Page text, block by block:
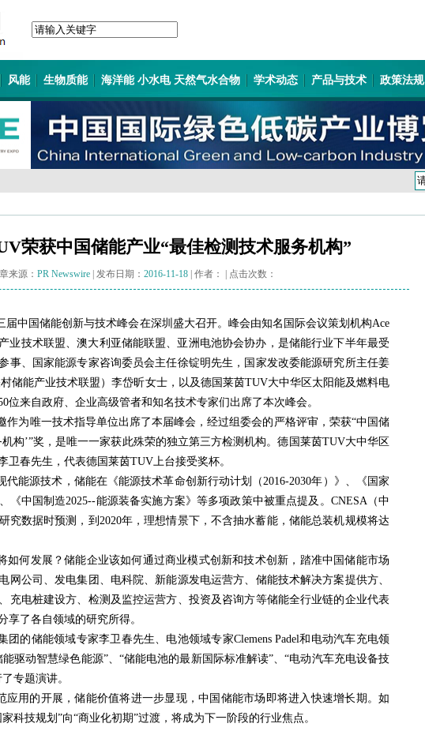
风能 生物质能 海洋能 小水电 天然气水合物 学术动态 产品与技术 政策法规
荣获中国储能产业“最佳检测技术服务机构”
来源： PR Newswire| 发布日期： 2016-11-18| 作者： | 点击次数：
届中国储能创新与技术峰会在深圳盛大召开。峰会由知名国际会议策划机构Ace
业技术联盟、澳大利亚储能联盟、亚洲电池协会协办，是储能行业下半年最受
事、国家能源专家咨询委员会主任徐锭明先生，国家发改委能源研究所主任姜
储能产业技术联盟）李岱昕女士，以及德国莱茵TUV大中华区太阳能及燃料电
位来自政府、企业高级管者和知名技术专家们出席了本次峰会。
作为唯一技术指导单位出席了本届峰会，经过组委会的严格评审，荣获“中国储
构’”奖，是唯一一家获此殊荣的独立第三方检测机构。德国莱茵TUV大中华区
卫春先生，代表德国莱茵TUV上台接受奖杯。
代能源技术，储能在《能源技术革命创新行动计划（2016-2030年）》、《国家
《中国制造2025--能源装备实施方案》等多项政策中被重点提及。CNESA（中
究数据时预测，到2020年，理想情景下，不含抽水蓄能，储能总装机规模将达
如何发展？储能企业该如何通过商业模式创新和技术创新，踏准中国储能市场
网公司、发电集团、电科院、新能源发电运营方、储能技术解决方案提供方、
充电桩建设方、检测及监控运营方、投资及咨询方等储能全行业链的企业代表
享了各自领域的研究所得。
团的储能领域专家李卫春先生、电池领域专家Clemens Padel和电动汽车充电领
驱动智慧绿色能源”、“储能电池的最新国际标准解读”、“电动汽车充电设备技
专题演讲。
应用的开展，储能价值将进一步显现，中国储能市场即将进入快速增长期。如
科技规划”向“商业化初期”过渡，将成为下一阶段的行业焦点。